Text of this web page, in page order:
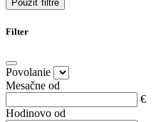
Použiť filtre
Filter
Povolanie
Mesačne od
€
Hodinovo od